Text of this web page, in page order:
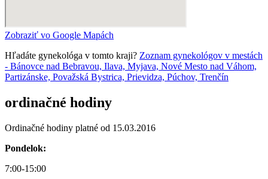
Zobraziť vo Google Mapách
Hľadáte gynekológa v tomto kraji? Zoznam gynekológov v mestách
- Bánovce nad Bebravou, Ilava, Myjava, Nové Mesto nad Váhom,
Partizánske, Považská Bystrica, Prievidza, Púchov, Trenčín
ordinačné hodiny
Ordinačné hodiny platné od 15.03.2016
Pondelok:
7:00-15:00